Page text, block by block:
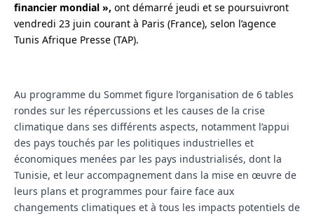
financier mondial », ont démarré jeudi et se poursuivront
vendredi 23 juin courant à Paris (France), selon l’agence
Tunis Afrique Presse (TAP).
Au programme du Sommet figure l’organisation de 6 tables
rondes sur les répercussions et les causes de la crise
climatique dans ses différents aspects, notamment l’appui
des pays touchés par les politiques industrielles et
économiques menées par les pays industrialisés, dont la
Tunisie, et leur accompagnement dans la mise en œuvre de
leurs plans et programmes pour faire face aux
changements climatiques et à tous les impacts potentiels de